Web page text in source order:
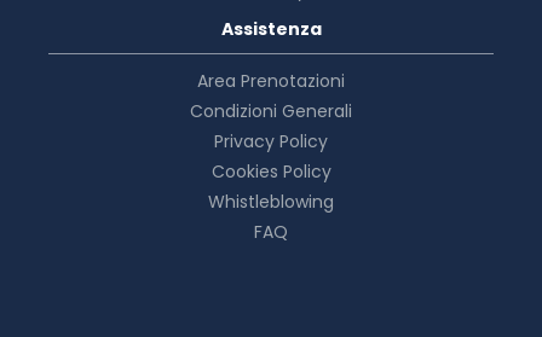
Assistenza
Area Prenotazioni
Condizioni Generali
Privacy Policy
Cookies Policy
Whistleblowing
FAQ